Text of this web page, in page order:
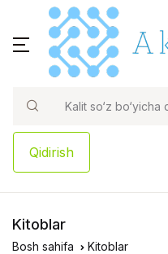
Qidirish
Kitoblar
Bosh sahifa Kitoblar